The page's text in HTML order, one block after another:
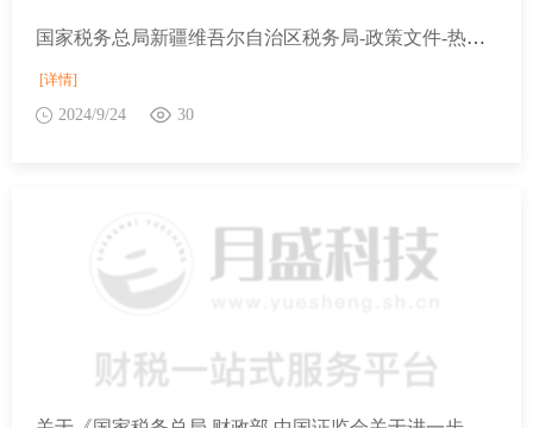
国家税务总局新疆维吾尔自治区税务局-政策文件-热点问答-企业为全体员工支付的补充养老保险费和补充医疗保险费能否在企业所得税税前扣除？
[详情]
2024/9/24 30